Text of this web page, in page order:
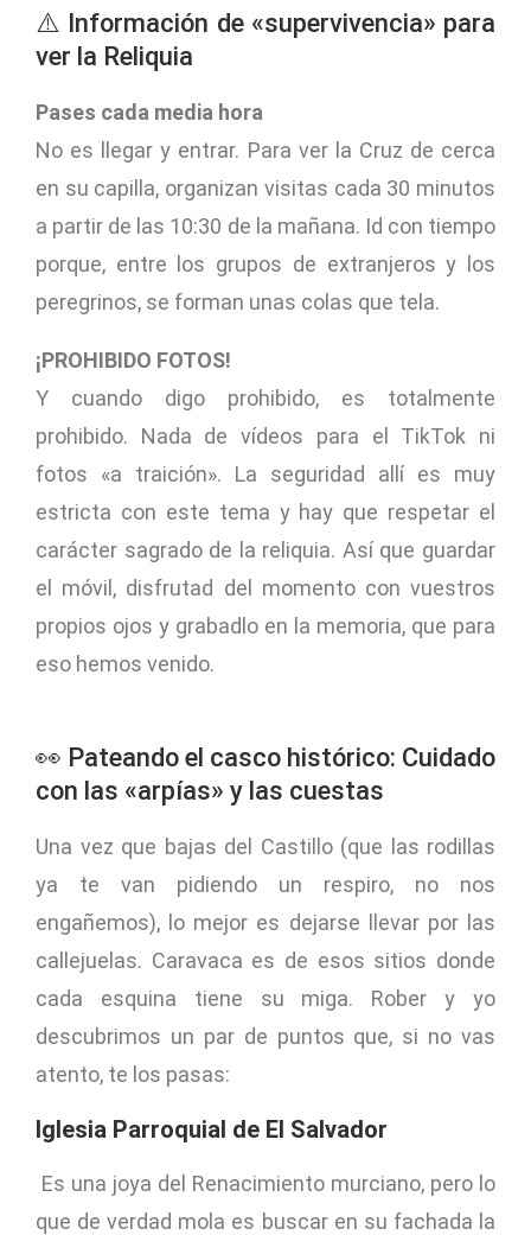
⚠️ Información de «supervivencia» para
ver la Reliquia
Pases cada media hora
No es llegar y entrar. Para ver la Cruz de cerca
en su capilla, organizan visitas cada 30 minutos
a partir de las 10:30 de la mañana. Id con tiempo
porque, entre los grupos de extranjeros y los
peregrinos, se forman unas colas que tela.
¡PROHIBIDO FOTOS!
Y cuando digo prohibido, es totalmente
prohibido. Nada de vídeos para el TikTok ni
fotos «a traición». La seguridad allí es muy
estricta con este tema y hay que respetar el
carácter sagrado de la reliquia. Así que guardar
el móvil, disfrutad del momento con vuestros
propios ojos y grabadlo en la memoria, que para
eso hemos venido.
👀 Pateando el casco histórico: Cuidado
con las «arpías» y las cuestas
Una vez que bajas del Castillo (que las rodillas
ya te van pidiendo un respiro, no nos
engañemos), lo mejor es dejarse llevar por las
callejuelas. Caravaca es de esos sitios donde
cada esquina tiene su miga. Rober y yo
descubrimos un par de puntos que, si no vas
atento, te los pasas:
Iglesia Parroquial de El Salvador
Es una joya del Renacimiento murciano, pero lo
que de verdad mola es buscar en su fachada la